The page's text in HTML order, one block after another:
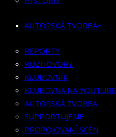
KLUBOVNA NA YOUTUBE
SUPPORTUJEME
PROPOJOVÁNÍ SCÉN
RECENZE
KFN/FESTIVAL
GUESTLIST
SPOLUPRÁCE
AUTORSKÁ TVORBA
REPORTY
ROZHOVORY
KLUBOVNÍK
KLUBOVNA NA YOUTUBE
AUTORSKÁ TVORBA
SUPPORTUJEME
PROPOJOVÁNÍ SCÉN